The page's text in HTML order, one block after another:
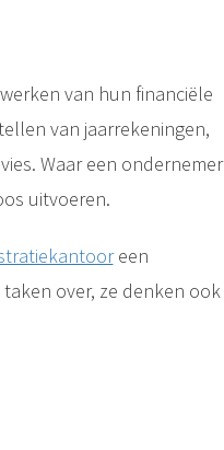
van hun financiële
van jaarrekeningen,
Waar een ondernemer
uitvoeren.
een
over, ze denken ook